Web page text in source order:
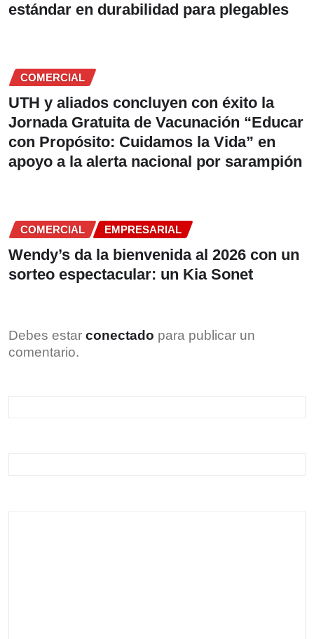
estándar en durabilidad para plegables
COMERCIAL
UTH y aliados concluyen con éxito la
Jornada Gratuita de Vacunación “Educar
con Propósito: Cuidamos la Vida” en
apoyo a la alerta nacional por sarampión
COMERCIAL EMPRESARIAL
Wendy’s da la bienvenida al 2026 con un
sorteo espectacular: un Kia Sonet
Debes estar conectado para publicar un
comentario.